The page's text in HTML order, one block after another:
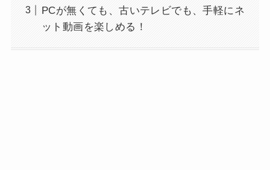
PCが無くても、古いテレビでも、手軽にネ
ット動画を楽しめる！